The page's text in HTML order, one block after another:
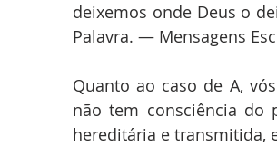
deixemos onde Deus o
Palavra. — Mensagens
Quanto ao caso de A,
não tem consciência do
hereditária e transmitida,